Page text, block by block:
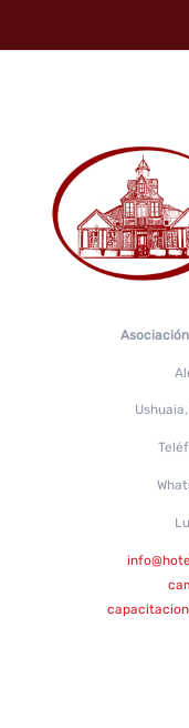
Asociación